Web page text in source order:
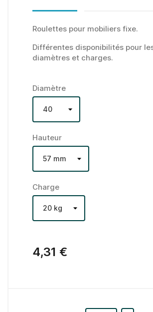
Roulettes pour mobiliers fixe.
Différentes disponibilités pour
diamètres et charges.
Diamètre
Hauteur
Charge
4,31 €